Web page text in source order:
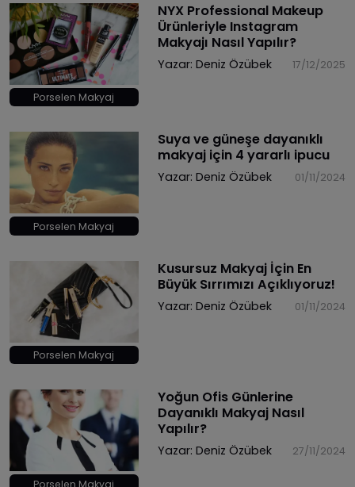
Porselen Makyaj
NYX Professional Makeup
Ürünleriyle Instagram
Makyajı Nasıl Yapılır?
Yazar: Deniz Özübek 17/12/2025
Porselen Makyaj
Suya ve güneşe dayanıklı
makyaj için 4 yararlı ipucu
Yazar: Deniz Özübek 01/11/2024
Porselen Makyaj
Kusursuz Makyaj İçin En
Büyük Sırrımızı Açıklıyoruz!
Yazar: Deniz Özübek 01/11/2024
Porselen Makyaj
Yoğun Ofis Günlerine
Dayanıklı Makyaj Nasıl
Yapılır?
Yazar: Deniz Özübek 27/11/2024